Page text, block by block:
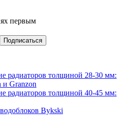
первым
радиаторов толщиной 28-30 мм:
и Granzon
радиаторов толщиной 40-45 мм:
Bykski